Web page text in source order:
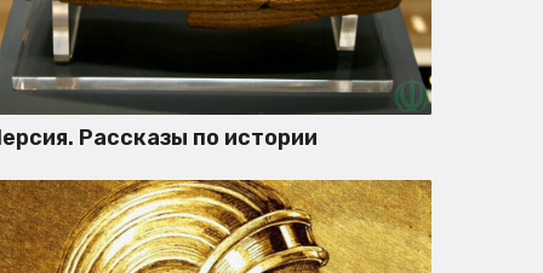
Рассказы по истории